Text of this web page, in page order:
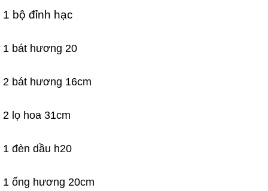
1 bộ đỉnh hạc
1 bát hương 20
2 bát hương 16cm
2 lọ hoa 31cm
1 đèn dầu h20
1 ống hương 20cm